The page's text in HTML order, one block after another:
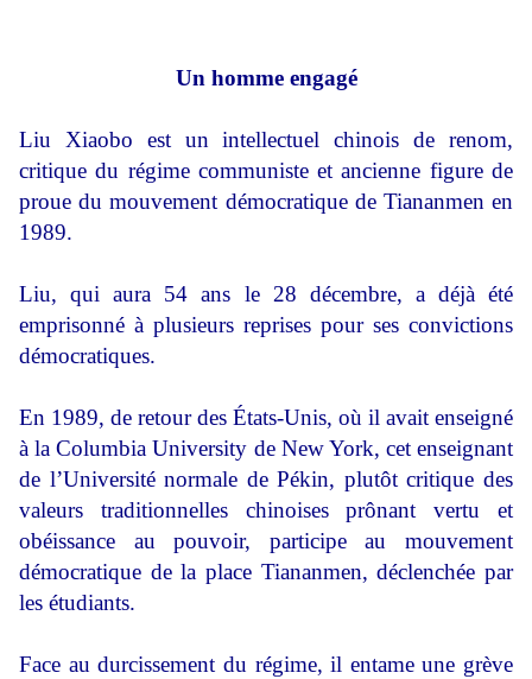
Un homme engagé
Liu Xiaobo est un intellectuel chinois de renom,
critique du régime communiste et ancienne figure de
proue du mouvement démocratique de Tiananmen en
1989.
Liu, qui aura 54 ans le 28 décembre, a déjà été
emprisonné à plusieurs reprises pour ses convictions
démocratiques.
En 1989, de retour des États-Unis, où il avait enseigné
à la Columbia University de New York, cet enseignant
de l’Université normale de Pékin, plutôt critique des
valeurs traditionnelles chinoises prônant vertu et
obéissance au pouvoir, participe au mouvement
démocratique de la place Tiananmen, déclenchée par
les étudiants.
Face au durcissement du régime, il entame une grève